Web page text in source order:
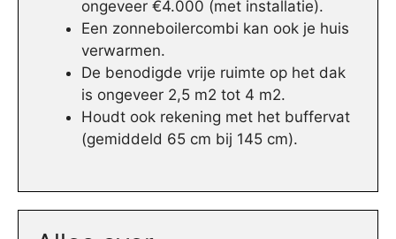
ongeveer €4.000 (met installatie).
Een zonneboilercombi kan ook je huis
verwarmen.
De benodigde vrije ruimte op het dak
is ongeveer 2,5 m2 tot 4 m2.
Houdt ook rekening met het buffervat
(gemiddeld 65 cm bij 145 cm).